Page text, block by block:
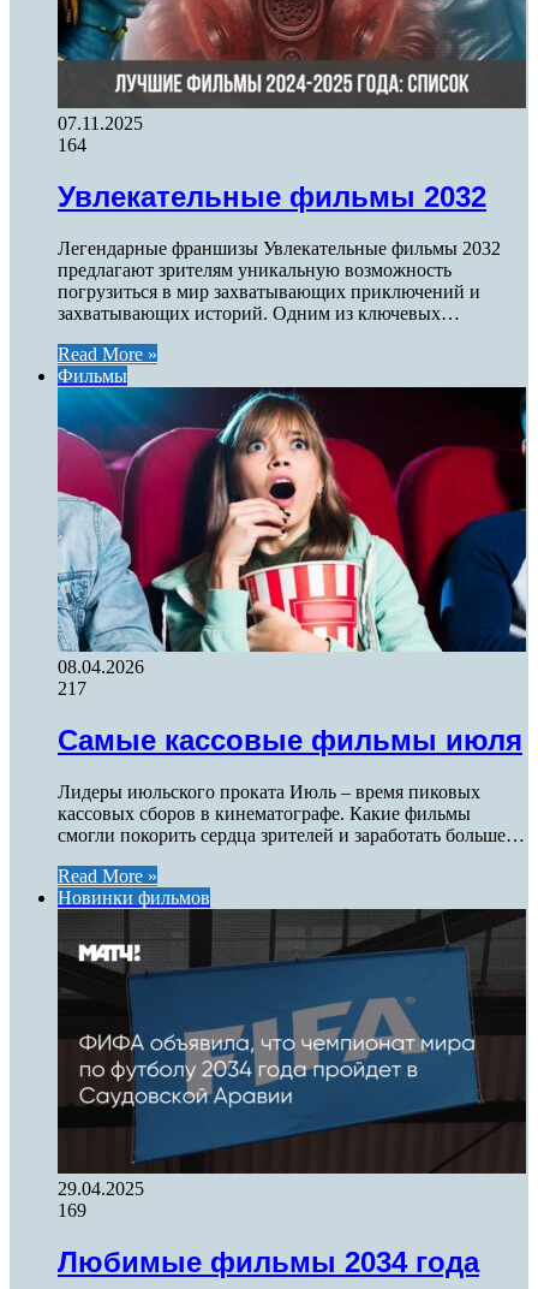
07.11.2025
164
Увлекательные фильмы 2032
Легендарные франшизы Увлекательные фильмы 2032
предлагают зрителям уникальную возможность
погрузиться в мир захватывающих приключений и
захватывающих историй. Одним из ключевых…
Read More »
Фильмы
08.04.2026
217
Самые кассовые фильмы июля
Лидеры июльского проката Июль – время пиковых
кассовых сборов в кинематографе. Какие фильмы
смогли покорить сердца зрителей и заработать больше…
Read More »
Новинки фильмов
29.04.2025
169
Любимые фильмы 2034 года